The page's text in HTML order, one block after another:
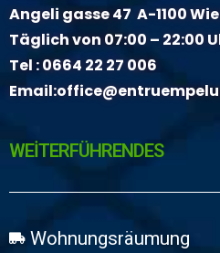
Angeli gasse 47 A-1100
Täglich von 07:00 – 22:00
Tel :0664 22 27 006
Email:
WEİTERFÜHRENDES
Wohnungsräumung